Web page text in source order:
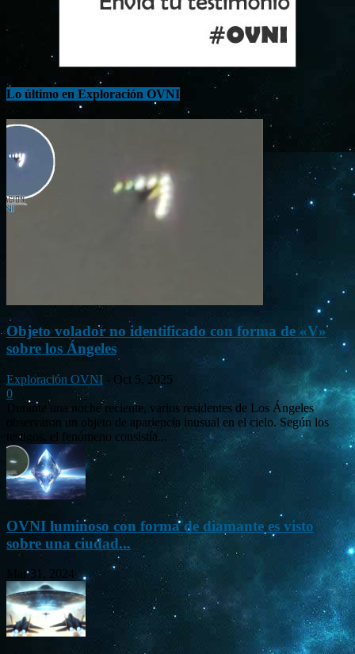
Lo último en Exploración OVNI
Objeto volador no identificado con forma de «V»
sobre los Ángeles
Exploración OVNI - Oct 5, 2025
0
Durante una noche reciente, varios residentes de Los Ángeles
observaron un objeto de apariencia inusual en el cielo. Según los
testigos, el fenómeno consistía...
OVNI luminoso con forma de diamante es visto
sobre una ciudad...
Mar 31, 2024